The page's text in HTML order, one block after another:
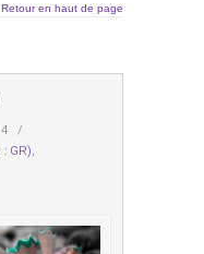
Retour en haut de page
/
: GR),